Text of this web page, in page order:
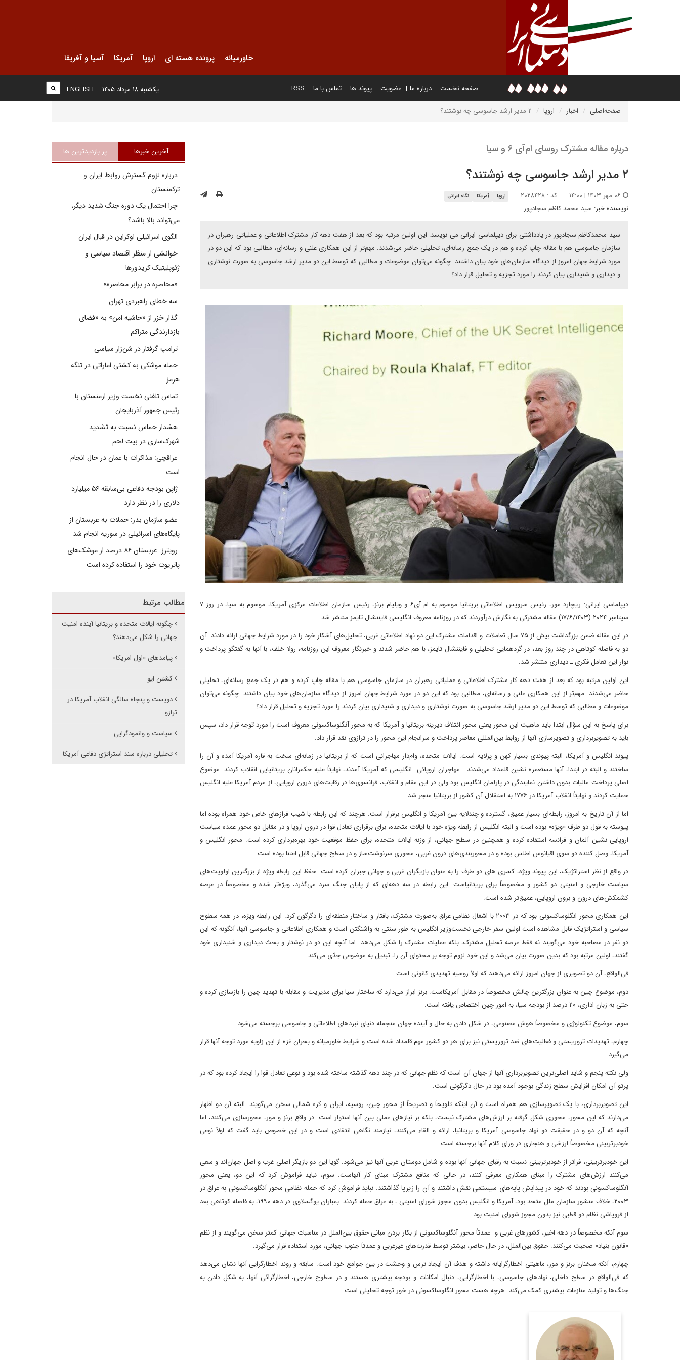
خاورمیانه پرونده هسته ای اروپا آمریکا آسیا و آفریقا
صفحه نخست درباره ما عضویت پیوند ها تماس با ما RSS
ENGLISH یکشنبه ۱۸ مرداد ۱۴۰۵
صفحه‌اصلی اخبار اروپا ۲ مدیر ارشد جاسوسی چه نوشتند؟
درباره مقاله مشترک روسای ام‌آی ۶ و سیا
۲ مدیر ارشد جاسوسی چه نوشتند؟
کد : ۲۰۲۸۴۲۸ اروپا آمریکا نگاه ایرانی
نویسنده خبر: سید محمد کاظم سجادپور
سید محمدکاظم سجادپور در یادداشتی برای دیپلماسی ایرانی می نویسد: این اولین مرتبه بود که بعد از هفت دهه کار مشترک اطلاعاتی و عملیاتی رهبران در
سازمان جاسوسی هم با مقاله چاپ کرده و هم در یک جمع رسانه‌ای، تحلیلی حاضر می‌شدند. مهم‌تر از این همکاری علنی و رسانه‌ای، مطالبی بود که این دو در
مورد شرایط جهان امروز از دیدگاه سازمان‌های خود بیان داشتند. چگونه می‌توان موضوعات و مطالبی که توسط این دو مدیر ارشد جاسوسی به صورت نوشتاری
و دیداری و شنیداری بیان کردند را مورد تجزیه و تحلیل قرار داد؟
دیپلماسی ایرانی: ریچارد مور، رئیس سرویس اطلاعاتی بریتانیا موسوم به ام آی‌۶ و ویلیام برنز، رئیس سازمان اطلاعات مرکزی آمریکا، موسوم به سیا، در روز ۷
سپتامبر ۲۰۲۴ (۱۷/۶/۱۴۰۳) مقاله مشترکی به نگارش درآوردند که در روزنامه معروف انگلیسی فایننشال تایمز منتشر شد.
در این مقاله ضمن بزرگداشت بیش از ۷۵ سال تعاملات و اقدامات مشترک این دو نهاد اطلاعاتی غربی، تحلیل‌های آشکار خود را در مورد شرایط جهانی ارائه دادند. آن
دو به فاصله کوتاهی در چند روز بعد، در گردهمایی تحلیلی و فایننشال تایمز، با هم حاضر شدند و خبرنگار معروف این روزنامه، رولا خلف، با آنها به گفتگو پرداخت و
نوار این تعامل فکری ـ دیداری منتشر شد.
این اولین مرتبه بود که بعد از هفت دهه کار مشترک اطلاعاتی و عملیاتی رهبران در سازمان جاسوسی هم با مقاله چاپ کرده و هم در یک جمع رسانه‌ای، تحلیلی
حاضر می‌شدند. مهم‌تر از این همکاری علنی و رسانه‌ای، مطالبی بود که این دو در مورد شرایط جهان امروز از دیدگاه سازمان‌های خود بیان داشتند. چگونه می‌توان
موضوعات و مطالبی که توسط این دو مدیر ارشد جاسوسی به صورت نوشتاری و دیداری و شنیداری بیان کردند را مورد تجزیه و تحلیل قرار داد؟
برای پاسخ به این سؤال ابتدا باید ماهیت این محور یعنی محور ائتلاف دیرینه بریتانیا و آمریکا که به محور آنگلوساکسونی معروف است را مورد توجه قرار داد، سپس
باید به تصویربرداری و تصویرسازی آنها از روابط بین‌المللی معاصر پرداخت و سرانجام این محور را در ترازوی نقد قرار داد.
پیوند انگلیس و آمریکا، البته پیوندی بسیار کهن و پرلایه است. ایالات متحده، وام‌دار مهاجرانی است که از بریتانیا در زمانه‌ای سخت به قاره آمریکا آمده و آن را
ساختند و البته در ابتدا، آنها مستعمره نشین قلمداد می‌شدند . مهاجران اروپائی انگلیسی که آمریکا آمدند، نهایتاً علیه حکمرانان بریتانیایی انقلاب کردند. موضوع
اصلی پرداخت مالیات بدون داشتن نمایندگی در پارلمان انگلیس بود ولی در این مقام و انقلاب، فرانسوی‌ها در رقابت‌های درون اروپایی، از مردم آمریکا علیه انگلیس
حمایت کردند و نهایتاً انقلاب آمریکا در ۱۷۷۶ به استقلال آن کشور از بریتانیا منجر شد.
اما از آن تاریخ به امروز، رابطه‌ای بسیار عمیق، گسترده و چندلایه بین آمریکا و انگلیس برقرار است. هرچند که این رابطه با شیب فرازهای خاص خود همراه بوده اما
پیوسته به قول دو طرف «ویژه» بوده است و البته انگلیس از رابطه ویژه خود با ایالات متحده، برای برقراری تعادل قوا در درون اروپا و در مقابل دو محور عمده سیاست
اروپایی نشین آلمان و فرانسه استفاده کرده و همچنین در سطح جهانی، از وزنه ایالات متحده، برای حفظ موقعیت خود بهره‌برداری کرده است. محور انگلیس و
آمریکا، وصل کننده دو سوی اقیانوس اطلس بوده و در محوربندی‌های درون غربی، محوری سرنوشت‌ساز و در سطح جهانی قابل اعتنا بوده است.
در واقع از نظر استراتژیک، این پیوند ویژه، کسری های دو طرف را به عنوان بازیگران غربی و جهانی جبران کرده است. حفظ این رابطه ویژه از بزرگترین اولویت‌های
سیاست خارجی و امنیتی دو کشور و مخصوصاً برای بریتانیاست. این رابطه در سه دهه‌ای که از پایان جنگ سرد می‌گذرد، ویژه‌تر شده و مخصوصاً در عرصه
کشمکش‌های درون و برون اروپایی، عمیق‌تر شده است.
این همکاری محور انگلوساکسونی بود که در ۲۰۰۳ با اشغال نظامی عراق به‌صورت مشترک، بافتار و ساختار منطقه‌ای را دگرگون کرد. این رابطه ویژه، در همه سطوح
سیاسی و استراتژیک قابل مشاهده است اولین سفر خارجی نخست‌وزیر انگلیس به طور سنتی به واشنگتن است و همکاری اطلاعاتی و جاسوسی آنها، آنگونه که این
دو نفر در مصاحبه خود می‌گویند نه فقط عرصه تحلیل مشترک، بلکه عملیات مشترک را شکل می‌دهد. اما آنچه این دو در نوشتار و بحث دیداری و شنیداری خود
گفتند، اولین مرتبه بود که بدین صورت بیان می‌شد و این خود لزوم توجه بر محتوای آن را، تبدیل به موضوعی جدّی می‌کند.
فی‌الواقع، آن دو تصویری از جهان امروز ارائه می‌دهند که اولاً روسیه تهدیدی کانونی است.
دوم، موضوع چین به عنوان بزرگترین چالش مخصوصاً در مقابل آمریکاست. برنز ابراز می‌دارد که ساختار سیا برای مدیریت و مقابله با تهدید چین را بازسازی کرده و
حتی به زبان اداری، ۲۰ درصد از بودجه سیا، به امور چین اختصاص یافته است.
سوم، موضوع تکنولوژی و مخصوصاً هوش مصنوعی، در شکل دادن به حال و آینده جهان منجمله دنیای نبردهای اطلاعاتی و جاسوسی برجسته می‌شود.
چهارم، تهدیدات تروریستی و فعالیت‌های ضد تروریستی نیز برای هر دو کشور مهم قلمداد شده است و شرایط خاورمیانه و بحران غزه از این زاویه مورد توجه آنها قرار
می‌گیرد.
ولی نکته پنجم و شاید اصلی‌ترین تصویربرداری آنها از جهان آن است که نظم جهانی که در چند دهه گذشته ساخته شده بود و نوعی تعادل قوا را ایجاد کرده بود که در
پرتو آن امکان افزایش سطح زندگی بوجود آمده بود در حال دگرگونی است.
این تصویربرداری، با یک تصویرسازی هم همراه است و آن اینکه تلویحاً و تصریحاً از محور چین، روسیه، ایران و کره شمالی سخن می‌گویند. البته آن دو اظهار
می‌دارند که این محور، محوری شکل گرفته بر ارزش‌های مشترک نیست، بلکه بر نیازهای عملی بین آنها استوار است. در واقع برنز و مور، محورسازی می‌کنند، اما
آنچه که آن دو و در حقیقت دو نهاد جاسوسی آمریکا و بریتانیا، ارائه و القاء می‌کنند، نیازمند نگاهی انتقادی است و در این خصوص باید گفت که اولاً نوعی
خودبرتربینی مخصوصاً ارزشی و هنجاری در ورای کلام آنها برجسته است.
این خودبرتربینی، فراتر از خودبرتربینی نسبت به رقبای جهانی آنها بوده و شامل دوستان غربی آنها نیز می‌شود. گویا این دو بازیگر اصلی غرب و اصل جهان‌اند و سعی
می‌کنند ارزش‌های مشترک را مبنای همکاری معرفی کنند، در حالی که منافع مشترک مبنای کار آنهاست. سوم، نباید فراموش کرد که این دو، یعنی محور
آنگلوساکسونی بودند که خود در پیدایش پایه‌های سیستمی نقش داشتند و آن را زیرپا گذاشتند. نباید فراموش کرد که حمله نظامی محور آنگلوساکسونی به عراق در
۲۰۰۳، خلاف منشور سازمان ملل متحد بود، آمریکا و انگلیس بدون مجوز شورای امنیتی ، به عراق حمله کردند. بمباران یوگسلاوی در دهه ۱۹۹۰، به فاصله کوتاهی بعد
از فروپاشی نظام دو قطبی نیز بدون مجوز شورای امنیت بود.
سوم آنکه مخصوصاً در دهه اخیر، کشورهای غربی و عمدتاً محور آنگلوساکسونی از بکار بردن مبانی حقوق بین‌الملل در مناسبات جهانی کمتر سخن می‌گویند و از نظم
«قانون بنیاد» صحبت می‌کنند. حقوق بین‌الملل، در حال حاضر، بیشتر توسط قدرت‌های غیرغربی و عمدتاً جنوب جهانی، مورد استفاده قرار می‌گیرد.
چهارم، آنکه سخنان برنز و مور، ماهیتی اخطارگرایانه داشته و هدف آن ایجاد ترس و وحشت در بین جوامع خود است. سابقه و روند اخطارگرایی آنها نشان می‌دهد
که فی‌الواقع در سطح داخلی، نهادهای جاسوسی، با اخطارگرایی، دنبال امکانات و بودجه بیشتری هستند و در سطوح خارجی، اخطارگرائی آنها، به شکل دادن به
جنگ‌ها و تولید منازعات بیشتری کمک می‌کند. هرچه هست محور انگلوساکسونی در خور توجه تحلیلی است.
رئیس پیشین مرکز
مطالعات سیاسی و
آخرین خبرها پر بازدیدترین ها
درباره لزوم گسترش روابط ایران و
ترکمنستان
چرا احتمال یک دوره جنگ شدید دیگر،
می‌تواند بالا باشد؟
الگوی اسرائیلی اوکراین در قبال ایران
خوانشی از منظر اقتصاد سیاسی و
ژئوپلیتیک کریدورها
«محاصره در برابر محاصره»
سه خطای راهبردی تهران
گذار خزر از «حاشیه امن» به «فضای
بازدارندگی متراکم
ترامپ گرفتار در شن‌زار سیاسی
حمله موشکی به کشتی اماراتی در تنگه
هرمز
تماس تلفنی نخست وزیر ارمنستان با
رئیس جمهور آذربایجان
هشدار حماس نسبت به تشدید
شهرک‌سازی در بیت‌ لحم
عراقچی: مذاکرات با عمان در حال انجام
است
ژاپن بودجه دفاعی بی‌سابقه ۵۶ میلیارد
دلاری را در نظر دارد
عضو سازمان بدر: حملات به عربستان از
پایگاه‌های اسرائیلی در سوریه انجام شد
رویترز: عربستان ۸۶ درصد از موشک‌های
پاتریوت خود را استفاده کرده است
مطالب مرتبط
چگونه ایالات متحده و بریتانیا آینده امنیت
جهانی را شکل می‌دهند؟
پیامدهای «اول امریکا»
کشتن ایو
دویست و پنجاه سالگی انقلاب آمریکا در
ترازو
سیاست و وانمودگرایی
تحلیلی درباره سند استراتژی دفاعی آمریکا